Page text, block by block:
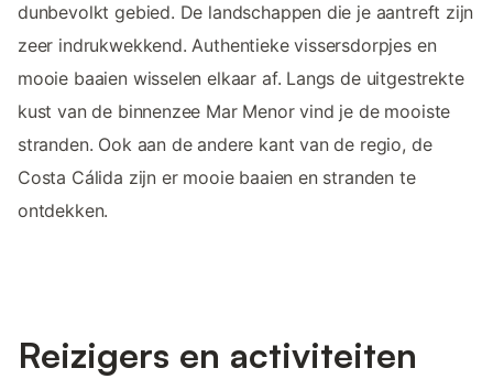
dunbevolkt gebied. De landschappen die je aantreft zijn
zeer indrukwekkend. Authentieke vissersdorpjes en
mooie baaien wisselen elkaar af. Langs de uitgestrekte
kust van de binnenzee Mar Menor vind je de mooiste
stranden. Ook aan de andere kant van de regio, de
Costa Cálida zijn er mooie baaien en stranden te
ontdekken.
Reizigers en activiteiten